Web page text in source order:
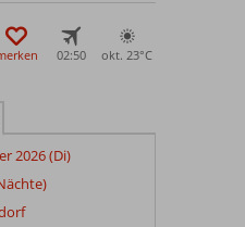
02:50 okt. 23°C
2026 (Di)